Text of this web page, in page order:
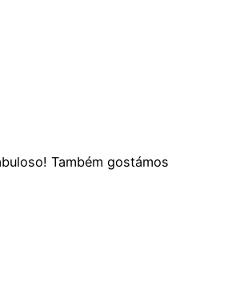
Também gostámos